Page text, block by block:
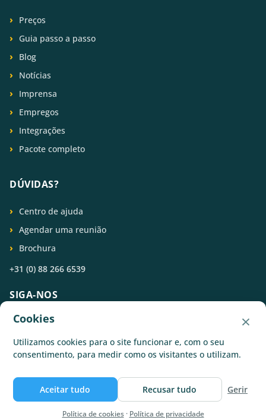
Preços
Guia passo a passo
Blog
Notícias
Imprensa
Empregos
Integrações
Pacote completo
DÚVIDAS?
Centro de ajuda
Agendar uma reunião
Brochura
+31 (0) 88 266 6539
SIGA-NOS
© Catermonkey
Política de privacidade
Política de cookies
Termos de utilização
Cookies ×
Utilizamos cookies para o site funcionar e, com o seu
consentimento, para medir como os visitantes o utilizam.
Aceitar tudo Recusar tudo Gerir
Política de cookies· Política de privacidade